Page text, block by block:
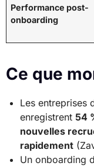
Performance post-
onboarding
Ce que
Les entreprises
enregistrent 54
nouvelles
rapidement
Un onboarding